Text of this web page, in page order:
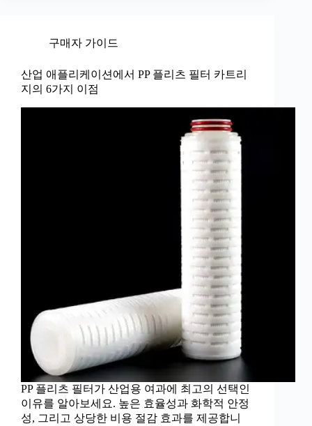
구매자 가이드
산업 애플리케이션에서 PP 플리츠 필터 카트리
지의 6가지 이점
PP 플리츠 필터가 산업용 여과에 최고의 선택인
이유를 알아보세요. 높은 효율성과 화학적 안정
성, 그리고 상당한 비용 절감 효과를 제공합니